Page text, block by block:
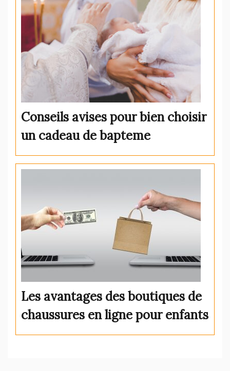
Conseils avises pour bien choisir
un cadeau de bapteme
Les avantages des boutiques de
chaussures en ligne pour enfants